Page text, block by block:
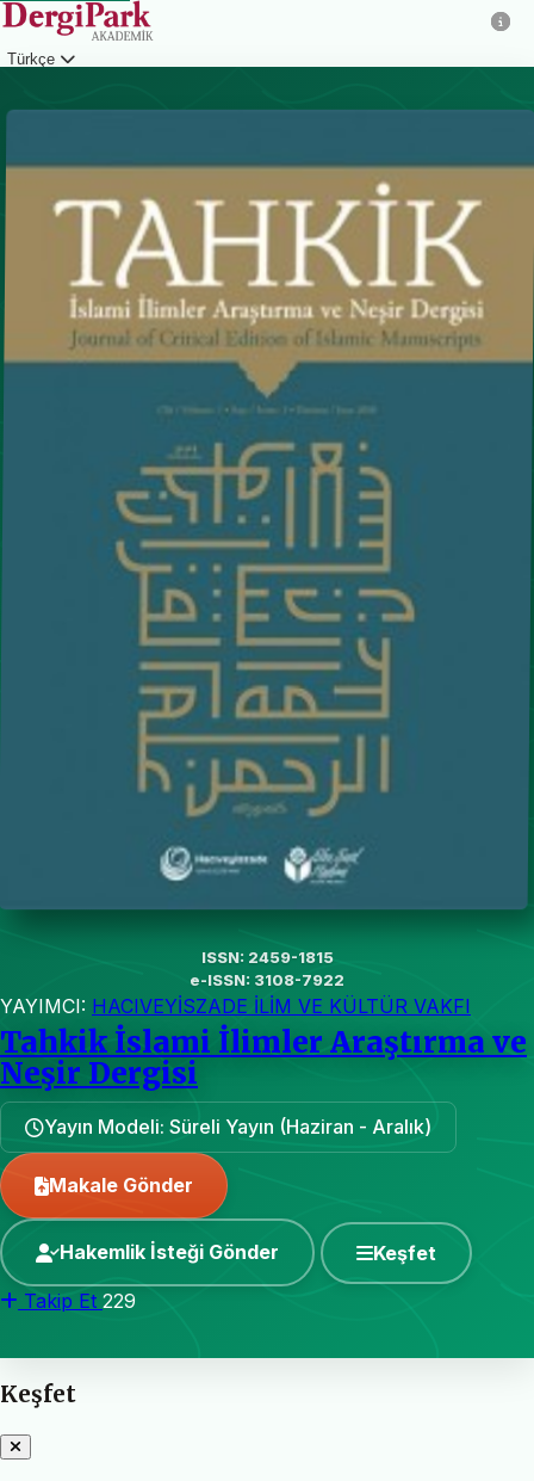
Türkçe
ISSN: 2459-1815
e-ISSN: 3108-7922
YAYIMCI: HACIVEYİSZADE İLİM VE KÜLTÜR VAKFI
Tahkik İslami İlimler Araştırma ve
Neşir Dergisi
Yayın Modeli: Süreli Yayın (Haziran - Aralık)
Makale Gönder
Hakemlik İsteği Gönder Keşfet
Takip Et 229
Keşfet